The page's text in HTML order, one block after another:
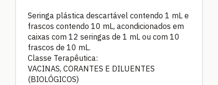
Seringa plástica descartável contendo 1 mL e
frascos contendo 10 mL, acondicionados em
caixas com 12 seringas de 1 mL ou com 10
frascos de 10 mL.
Classe Terapêutica:
VACINAS, CORANTES E DILUENTES
(BIOLÓGICOS)